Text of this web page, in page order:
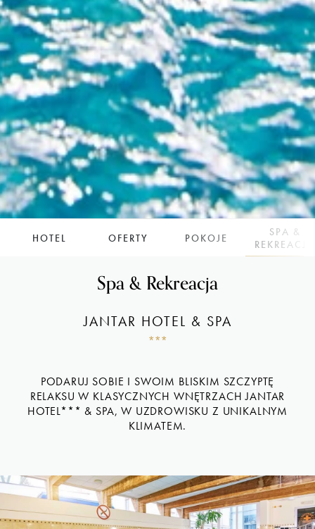
HOTEL OFERTY POKOJE
SPA &
REKREACJA
Spa & Rekreacja
JANTAR HOTEL & SPA
***
PODARUJ SOBIE I SWOIM BLISKIM SZCZYPTĘ
RELAKSU W KLASYCZNYCH WNĘTRZACH JANTAR
HOTEL*** & SPA, W UZDROWISKU Z UNIKALNYM
KLIMATEM.